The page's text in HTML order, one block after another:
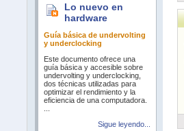
Lo nuevo en
hardware
Guía básica de undervolting
y underclocking
Este documento ofrece una
guía básica y accesible sobre
undervolting y underclocking,
dos técnicas utilizadas para
optimizar el rendimiento y la
eficiencia de una computadora.
...
Sigue leyendo...